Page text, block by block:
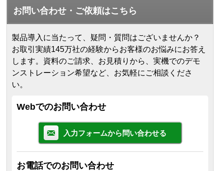
お問い合わせ・ご依頼はこちら
製品導入に当たって、疑問・質問はございませんか？
お取引実績145万社の経験からお客様のお悩みにお答え
します。 資料のご請求、お見積りから、実機でのデモ
ンストレーション希望など、お気軽にご相談くださ
い。
Webでのお問い合わせ
入力フォームから問い合わせる
お電話でのお問い合わせ